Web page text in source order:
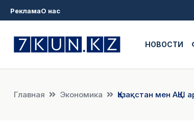
РекламаО нас
НОВОСТИ
Главная Экономика Қазақстан мен АҚШ